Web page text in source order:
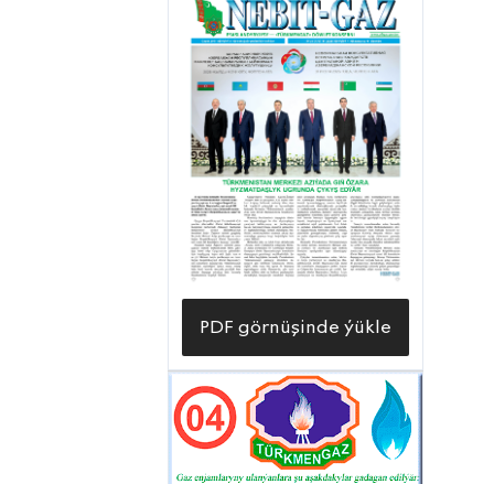
etmäge mynasyp goşant goşýan bu
müdirligiň hünärmenleri döwrüň ösen
talaplaryna laýyk işleri bitirmegiň
hötdesinden gelýärler. Olaryň tagallaly
zähmetleri netijesinde Diýarymyzyň
dürli künjeklerinde ýaşaýan
watandaşlarymyz öz bereketli
ojaklarynda esasy ýerasty
baýlyklarymyzyň biri bolan tebigy
gazyň hözirini görýärler. Milli
ykdysadyýetimiziň dürli pudaklarynyň
Balkan we Ahal welaýatlaryndaky
edara-kärhanalary bolsa öz gündelik
işlerini netijeli alyp barmaga giň
mümkinçilikleri alýarlar.
PDF görnüşinde ýükle